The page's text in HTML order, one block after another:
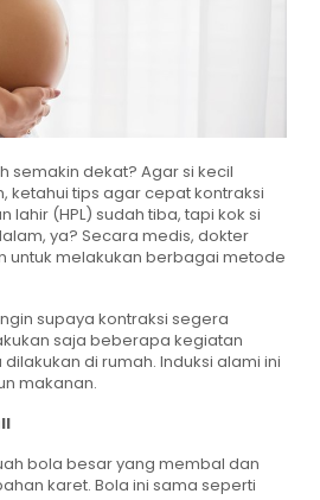
semakin dekat? Agar si kecil
ketahui tips agar cepat kontraksi
lahir (HPL) sudah tiba, tapi kok si
ya? Secara medis, dokter
untuk melakukan berbagai metode
supaya kontraksi segera
saja beberapa kegiatan
di rumah. Induksi alami ini
makanan.
bola besar yang membal dan
karet. Bola ini sama seperti